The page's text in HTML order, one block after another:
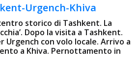
Urgench-Khiva
storico di Tashkent. La
Dopo la visita a Tashkent.
Urgench con volo locale. Arrivo a
a Khiva. Pernottamento in